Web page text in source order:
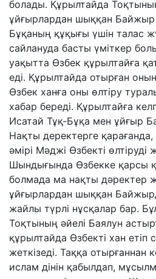
болады. Құрылтайда
ұйғырлардан шыққан Байжыр
Бұқаның құқығы үшін талас
сайлануда басты үміткер
уақытта Өзбек құрылтайға
еді. Құрылтайда отырған
Өзбек ханға оны өлтіру
хабар береді. Құрылтайға
Исатай Тұқ-Бұқа мен ұйғыр
Нақты деректерге
әмірі Мәджі Өзбекті өлтіруді
Шындығында Өзбекке қарсы
болмада ма нақты дәректер
ұйғырлардан шыққан
жайлы түрлі нұсқалар бар.
Тоқтының әйелі Баялун
құрылтайда Өзбекті хан етіп
жеткізеді. Таққа отырғаннан
ислам дінін қабылдап,